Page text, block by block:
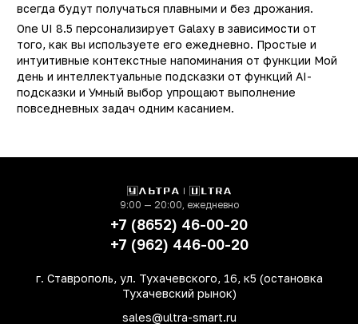
всегда будут получаться плавными и без дрожания.
One UI 8.5 персонализирует Galaxy в зависимости от
того, как вы используете его ежедневно. Простые и
интуитивные контекстные напоминания от функции Мой
день и интеллектуальные подсказки от функций AI-
подсказки и Умный выбор упрощают выполнение
повседневных задач одним касанием.
память
Exynos
ядер
фотокамера
от пыли и влаги
отпечатка пальца
разъема для зарядки
9:00 — 20:00, ежедневно
+7 (8652) 46-00-20
+7 (962) 446-00-20
г. Ставрополь, ул. Тухачевского, 16, к5 (остановка
Тухачевский рынок)
sales@ultra-smart.ru